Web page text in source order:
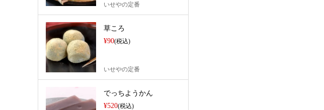
いせやの定番
草ころ
¥90(税込)
いせやの定番
でっちようかん
¥520(税込)